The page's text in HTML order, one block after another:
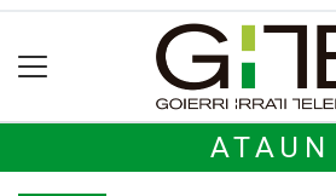
ATAUN